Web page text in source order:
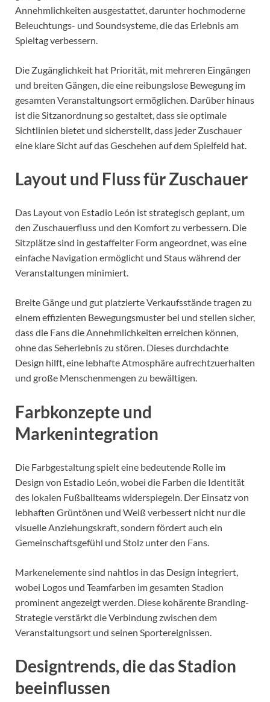
Annehmlichkeiten ausgestattet, darunter hochmoderne
Beleuchtungs- und Soundsysteme, die das Erlebnis am
Spieltag verbessern.
Die Zugänglichkeit hat Priorität, mit mehreren Eingängen
und breiten Gängen, die eine reibungslose Bewegung im
gesamten Veranstaltungsort ermöglichen. Darüber hinaus
ist die Sitzanordnung so gestaltet, dass sie optimale
Sichtlinien bietet und sicherstellt, dass jeder Zuschauer
eine klare Sicht auf das Geschehen auf dem Spielfeld hat.
Layout und Fluss für Zuschauer
Das Layout von Estadio León ist strategisch geplant, um
den Zuschauerfluss und den Komfort zu verbessern. Die
Sitzplätze sind in gestaffelter Form angeordnet, was eine
einfache Navigation ermöglicht und Staus während der
Veranstaltungen minimiert.
Breite Gänge und gut platzierte Verkaufsstände tragen zu
einem effizienten Bewegungsmuster bei und stellen sicher,
dass die Fans die Annehmlichkeiten erreichen können,
ohne das Seherlebnis zu stören. Dieses durchdachte
Design hilft, eine lebhafte Atmosphäre aufrechtzuerhalten
und große Menschenmengen zu bewältigen.
Farbkonzepte und
Markenintegration
Die Farbgestaltung spielt eine bedeutende Rolle im
Design von Estadio León, wobei die Farben die Identität
des lokalen Fußballteams widerspiegeln. Der Einsatz von
lebhaften Grüntönen und Weiß verbessert nicht nur die
visuelle Anziehungskraft, sondern fördert auch ein
Gemeinschaftsgefühl und Stolz unter den Fans.
Markenelemente sind nahtlos in das Design integriert,
wobei Logos und Teamfarben im gesamten Stadion
prominent angezeigt werden. Diese kohärente Branding-
Strategie verstärkt die Verbindung zwischen dem
Veranstaltungsort und seinen Sportereignissen.
Designtrends, die das Stadion
beeinflussen